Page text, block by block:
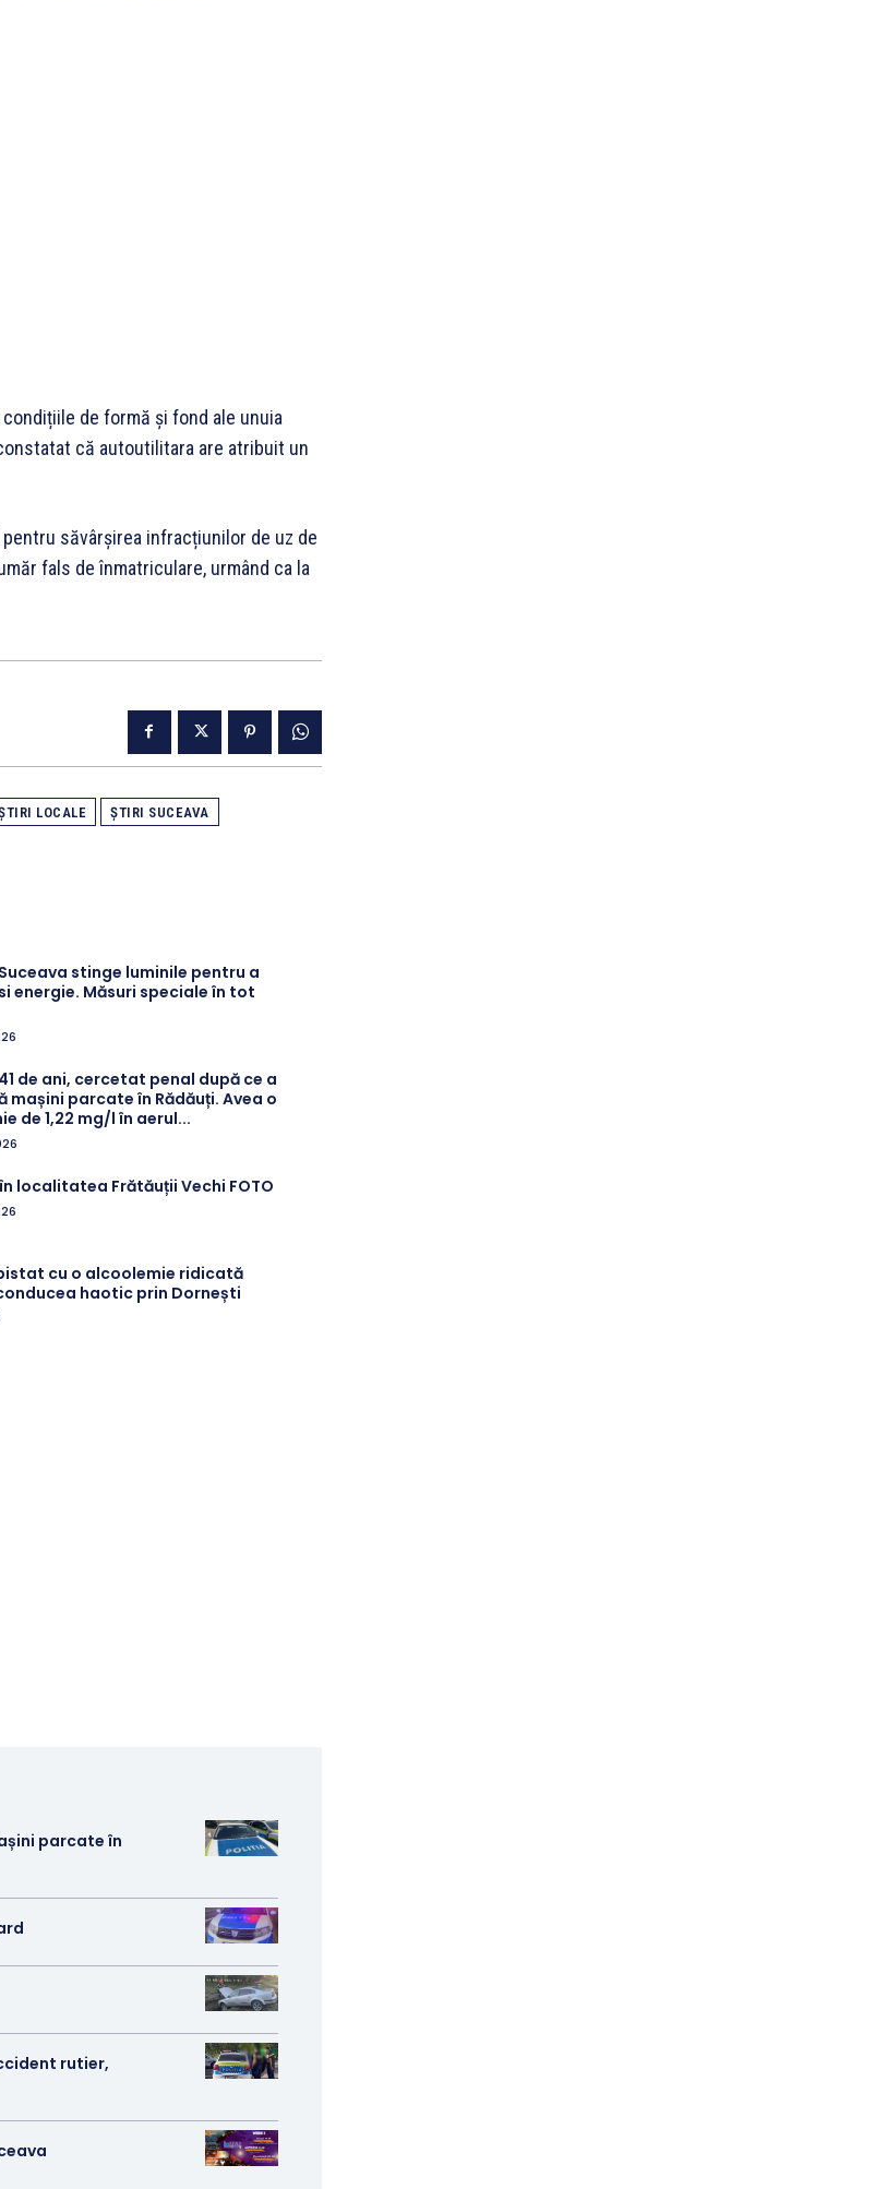
de formă şi fond ale unuia
că autoutilitara are atribuit un
săvârșirea infracțiunilor de uz de
fals de înmatriculare, urmând ca la
LOCALE ȘTIRI SUCEAVA
stinge luminile pentru a
energie. Măsuri speciale în tot
de ani, cercetat penal după ce a
mașini parcate în Rădăuți. Avea o
de 1,22 mg/l în aerul...
localitatea Frătăuții Vechi FOTO
cu o alcoolemie ridicată
haotic prin Dornești
parcate în
rutier,